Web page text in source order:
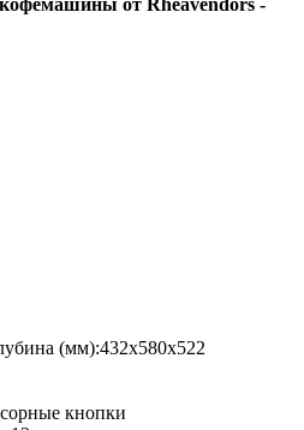
от Rheavendors -
(мм):432х580х522
кнопки